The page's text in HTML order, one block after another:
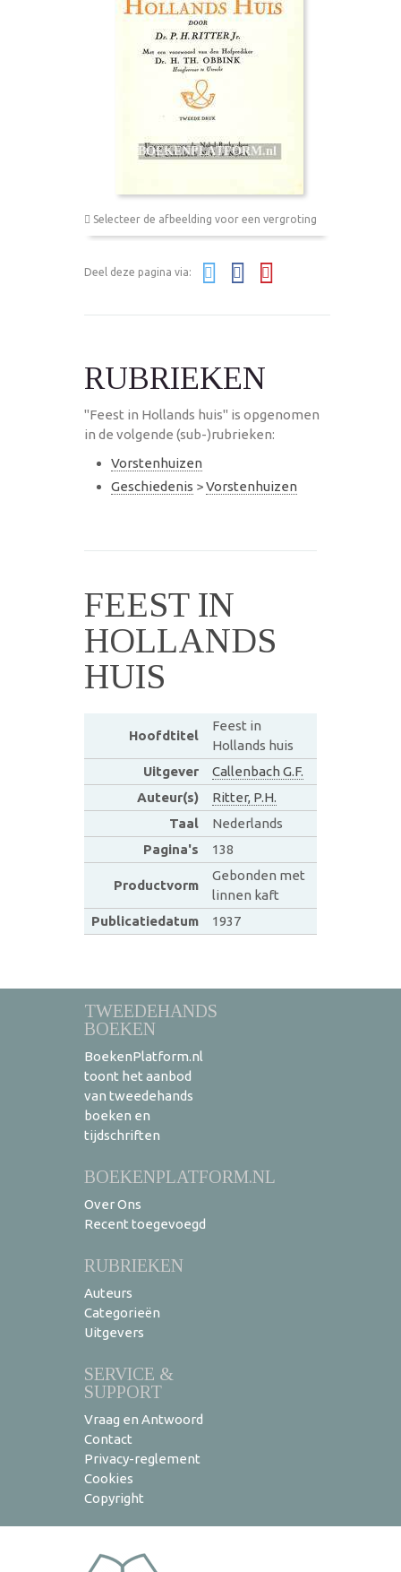
Selecteer de afbeelding voor een vergroting
Deel deze pagina via:
RUBRIEKEN
"Feest in Hollands huis" is opgenomen
in de volgende (sub-)rubrieken:
Vorstenhuizen
Geschiedenis >Vorstenhuizen
FEEST IN
HOLLANDS
HUIS
Hoofdtitel
Feest in
Hollands huis
Uitgever
Callenbach G.F.
Auteur(s)
Ritter, P.H.
Taal
Nederlands
Pagina's
138
Productvorm
Gebonden met
linnen kaft
Publicatiedatum
1937
TWEEDEHANDS
BOEKEN
BoekenPlatform.nl
toont het aanbod
van tweedehands
boeken en
tijdschriften
BOEKENPLATFORM.NL
Over Ons
Recent toegevoegd
RUBRIEKEN
Auteurs
Categorieën
Uitgevers
SERVICE &
SUPPORT
Vraag en Antwoord
Contact
Privacy-reglement
Cookies
Copyright